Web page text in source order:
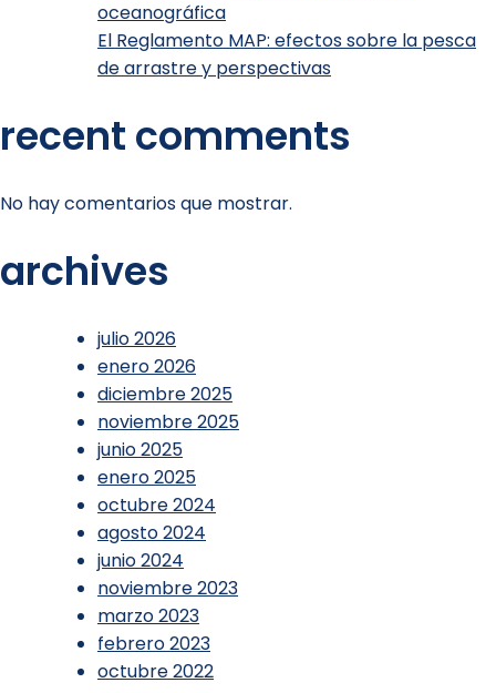
oceanográfica
El Reglamento MAP: efectos sobre la pesca
de arrastre y perspectivas
recent comments
No hay comentarios que mostrar.
archives
julio 2026
enero 2026
diciembre 2025
noviembre 2025
junio 2025
enero 2025
octubre 2024
agosto 2024
junio 2024
noviembre 2023
marzo 2023
febrero 2023
octubre 2022